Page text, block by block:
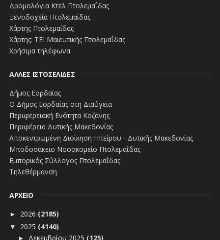
Δρομολόγια Κτελ Πτολεμαΐδας
Ξενοδοχεία Πτολεμαίδας
Χάρτης Πτολεμαίδας
Χάρτης: ΤΕΙ Μαιευτικής Πτολεμαΐδας
Χρήσιμα τηλέφωνα
ΑΛΛΕΣ ΙΣΤΟΣΕΛΙΔΕΣ
Δήμος Εορδαίας
Ο Δήμος Εορδαίας στη Διαύγεια
Περιφερειακή Ενότητα Κοζάνης
Περιφέρεια Δυτικής Μακεδονίας
Αποκεντρωμένη Διοίκηση Ηπείρου - Δυτικής Μακεδονίας
Μποδοσάκειο Νοσοκομείο Πτολεμαΐδας
Εμπορικός Σύλλογος Πτολεμαΐδας
Τηλεθέρμανση
ΑΡΧΕΙΟ
► 2026 (2185)
▼ 2025 (4140)
► Δεκεμβρίου 2025 (125)